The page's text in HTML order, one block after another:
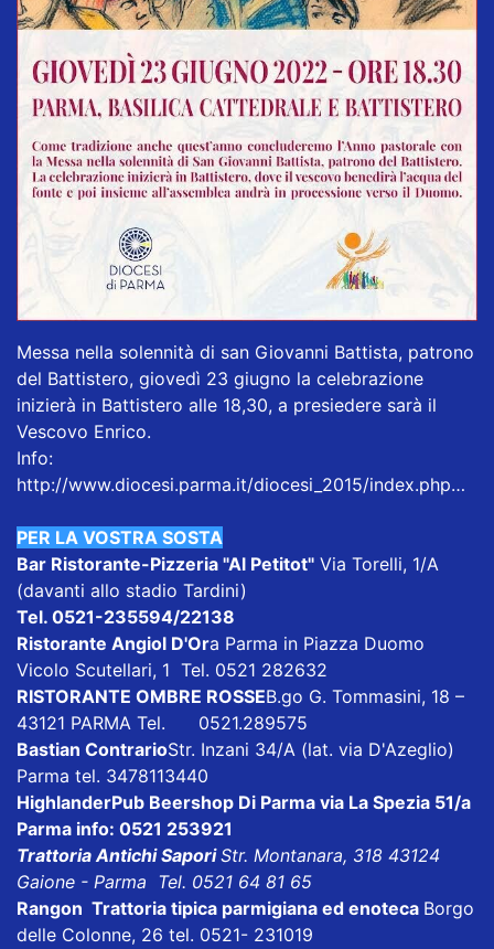
Messa nella solennità di san Giovanni Battista, patrono
del Battistero, giovedì 23 giugno la celebrazione
inizierà in Battistero alle 18,30, a presiedere sarà il
Vescovo Enrico.
Info:
http://www.diocesi.parma.it/diocesi_2015/index.php…
PER LA VOSTRA SOSTA
Bar Ristorante-Pizzeria "Al Petitot" Via Torelli, 1/A
(davanti allo stadio Tardini)
Tel. 0521-235594/22138
Ristorante Angiol D'Ora Parma in Piazza Duomo
Vicolo Scutellari, 1 Tel. 0521 282632
RISTORANTE OMBRE ROSSEB.go G. Tommasini, 18 –
43121 PARMA Tel. 0521.289575
Bastian ContrarioStr. Inzani 34/A (lat. via D'Azeglio)
Parma tel. 3478113440
HighlanderPub Beershop Di Parma via La Spezia 51/a
Parma info: 0521 253921
Trattoria Antichi SaporiStr. Montanara, 318 43124
Gaione - Parma Tel. 0521 64 81 65
Rangon Trattoria tipica parmigiana ed enoteca Borgo
delle Colonne, 26 tel. 0521- 231019